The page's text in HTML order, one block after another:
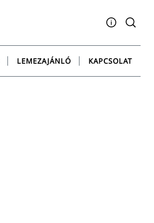
Facebook
YouTubeInstagram
TwitterSpotify
LEMEZAJÁNLÓ KAPCSOLAT